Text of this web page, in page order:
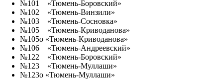
№101 «Тюмень-Боровский»
№102 «Тюмень-Винзили»
№103 «Тюмень-Сосновка»
№105 «Тюмень-Криводанова»
№105о «Тюмень-Криводанова»
№106 «Тюмень-Андреевский»
№122 «Тюмень-Боровский»
№123 «Тюмень-Муллаши»
№123о «Тюмень-Муллаши»